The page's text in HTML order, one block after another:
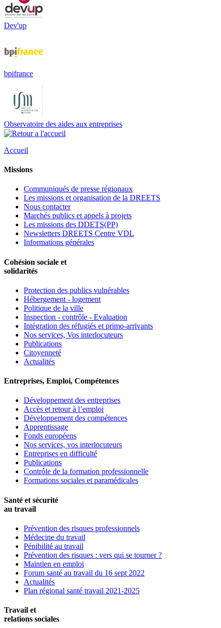
Dev'up
bpifrance
Observatoire des aides aux entreprises
Accueil
Missions
Communiqués de presse régionaux
Les missions et organisation de la DREETS
Nous contacter
Marchés publics et appels à projets
Les missions des DDETS(PP)
Newsletters DREETS Centre VDL
Informations générales
Cohésion sociale et
solidarités
Protection des publics vulnérables
Hébergement - logement
Politique de la ville
Inspection - contrôle - Evaluation
Intégration des réfugiés et primo-arrivants
Nos services, Vos interlocuteurs
Publications
Citoyenneté
Actualités
Entreprises, Emploi, Compétences
Développement des entreprises
Accès et retour à l’emploi
Développement des compétences
Apprentissage
Fonds européens
Nos services, vos interlocuteurs
Entreprises en difficulté
Publications
Contrôle de la formation professionnelle
Formations sociales et paramédicales
Santé et sécurité
au travail
Prévention des risques professionnels
Médecine du travail
Pénibilité au travail
Prévention des risques : vers qui se tourner ?
Maintien en emploi
Forum santé au travail du 16 sept 2022
Actualités
Plan régional santé travail 2021-2025
Travail et
relations sociales